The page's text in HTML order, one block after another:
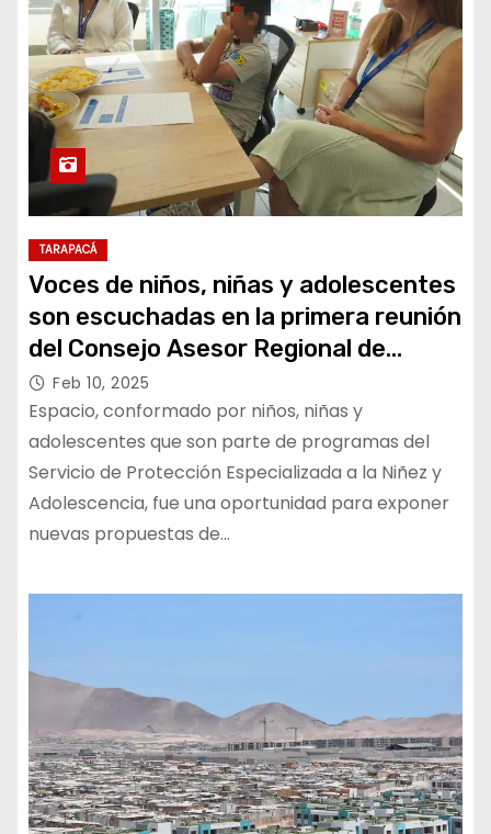
TARAPACÁ
Voces de niños, niñas y adolescentes
son escuchadas en la primera reunión
del Consejo Asesor Regional de
Tarapacá
Feb 10, 2025
Espacio, conformado por niños, niñas y
adolescentes que son parte de programas del
Servicio de Protección Especializada a la Niñez y
Adolescencia, fue una oportunidad para exponer
nuevas propuestas de…